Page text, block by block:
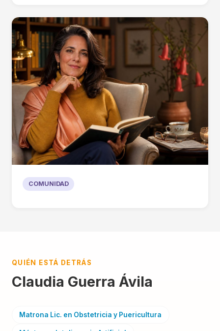
COMUNIDAD
QUIÉN ESTÁ DETRÁS
Claudia Guerra Ávila
Matrona Lic. en Obstetricia y Puericultura